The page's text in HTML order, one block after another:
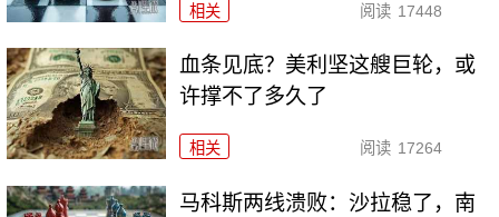
相关 阅读 17448
血条见底？美利坚这艘巨轮，或
许撑不了多久了
相关 阅读 17264
马科斯两线溃败：沙拉稳了，南